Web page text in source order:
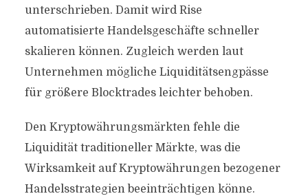
unterschrieben. Damit wird Rise
automatisierte Handelsgeschäfte schneller
skalieren können. Zugleich werden laut
Unternehmen mögliche Liquiditätsengpässe
für größere Blocktrades leichter behoben.
Den Kryptowährungsmärkten fehle die
Liquidität traditioneller Märkte, was die
Wirksamkeit auf Kryptowährungen bezogener
Handelsstrategien beeinträchtigen könne.